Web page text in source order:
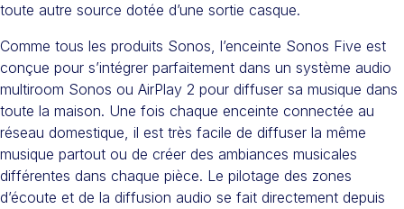
toute autre source dotée d’une sortie casque.
Comme tous les produits Sonos, l’enceinte Sonos Five est
conçue pour s’intégrer parfaitement dans un système audio
multiroom Sonos ou AirPlay 2 pour diffuser sa musique dans
toute la maison. Une fois chaque enceinte connectée au
réseau domestique, il est très facile de diffuser la même
musique partout ou de créer des ambiances musicales
différentes dans chaque pièce. Le pilotage des zones
d’écoute et de la diffusion audio se fait directement depuis